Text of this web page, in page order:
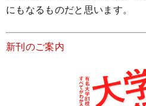
にもなるものだと思います。
新刊のご案内